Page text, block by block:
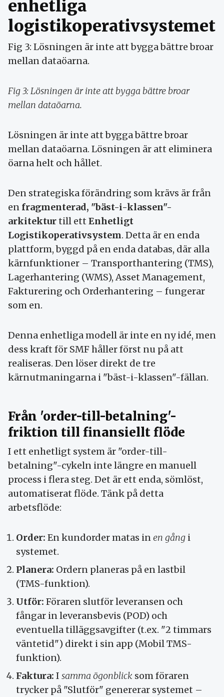
enhetliga
logistikoperativsystemet
Fig 3: Lösningen är inte att bygga bättre broar
mellan dataöarna.
Fig 3: Lösningen är inte att bygga bättre broar
mellan dataöarna.
Lösningen är inte att bygga bättre broar
mellan dataöarna. Lösningen är att eliminera
öarna helt och hållet.
Den strategiska förändring som krävs är från
en fragmenterad, "bäst-i-klassen"-
arkitekturtill ett Enhetligt
Logistikoperativsystem. Detta är en enda
plattform, byggd på en enda databas, där alla
kärnfunktioner – Transporthantering (TMS),
Lagerhantering (WMS), Asset Management,
Fakturering och Orderhantering – fungerar
som en.
Denna enhetliga modell är inte en ny idé, men
dess kraft för SMF håller först nu på att
realiseras. Den löser direkt de tre
kärnutmaningarna i "bäst-i-klassen"-fällan.
Från 'order-till-betalning'-
friktion till finansiellt flöde
I ett enhetligt system är "order-till-
betalning"-cykeln inte längre en manuell
process i flera steg. Det är ett enda, sömlöst,
automatiserat flöde. Tänk på detta
arbetsflöde:
Order: En kundorder matas inen gång i
systemet.
Planera: Ordern planeras på en lastbil
(TMS-funktion).
Utför: Föraren slutför leveransen och
fångar in leveransbevis (POD) och
eventuella tilläggsavgifter (t.ex. "2 timmars
väntetid") direkt i sin app (Mobil TMS-
funktion).
Faktura: I samma ögonblick som föraren
trycker på "Slutför" genererar systemet –